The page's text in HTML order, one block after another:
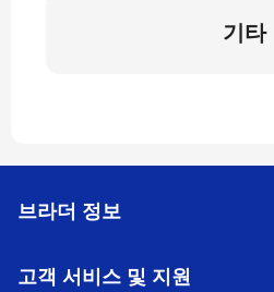
기타
브라더 정보
고객 서비스 및 지원